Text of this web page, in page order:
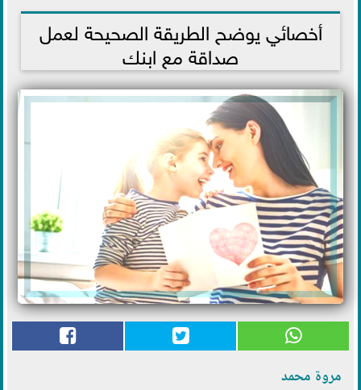
2021-11-21 19:18:34أخصائي يوضح الطريقة الصحيحة لعمل
صداقة مع ابنك
مروة محمد